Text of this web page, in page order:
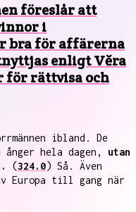
föreslår att
i
bra för affärerna
enligt Vĕra
för rättvisa och
ibland. De
hela dagen, utan
(324.0) Så. Även
Europa till gang när